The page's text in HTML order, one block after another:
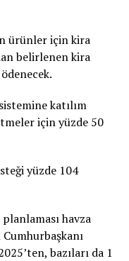
ürünler için kira
belirlenen kira
katılım
için yüzde 50
yüzde 104
havza
bazıları da 1